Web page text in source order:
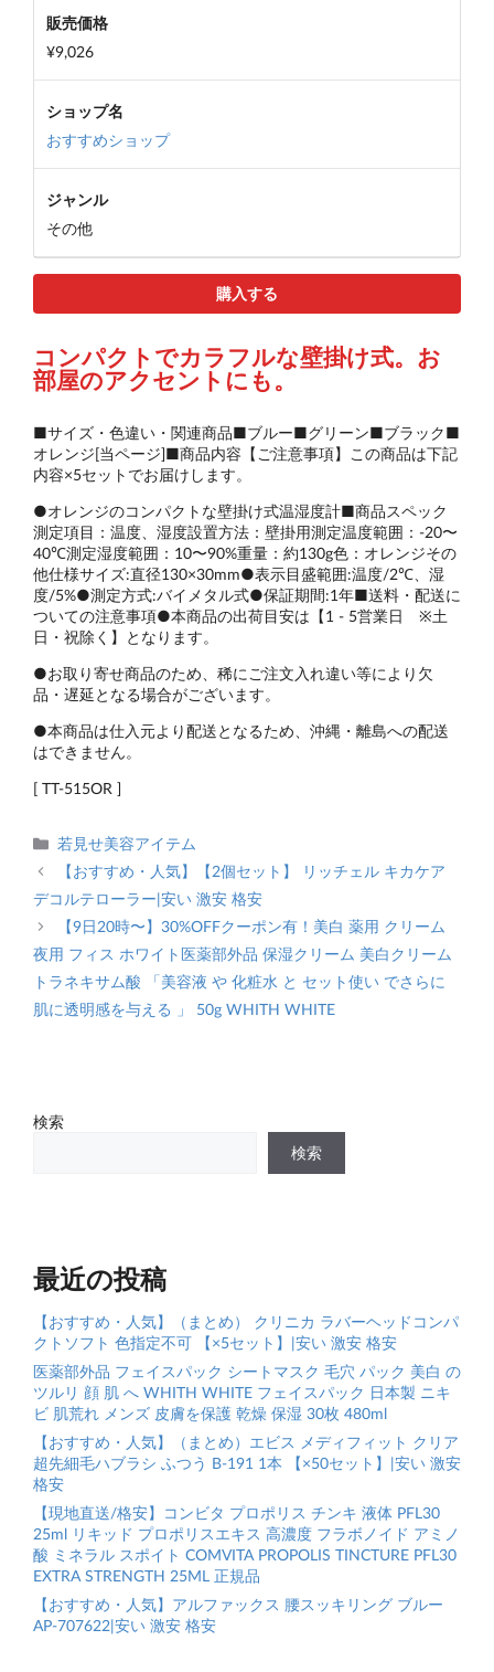
販売価格
¥9,026
ショップ名
おすすめショップ
ジャンル
その他
購入する
コンパクトでカラフルな壁掛け式。お
部屋のアクセントにも。
■サイズ・色違い・関連商品■ブルー■グリーン■ブラック■
オレンジ[当ページ]■商品内容【ご注意事項】この商品は下記
内容×5セットでお届けします。
●オレンジのコンパクトな壁掛け式温湿度計■商品スペック
測定項目：温度、湿度設置方法：壁掛用測定温度範囲：-20〜
40℃測定湿度範囲：10〜90%重量：約130g色：オレンジその
他仕様サイズ:直径130×30mm●表示目盛範囲:温度/2℃、湿
度/5%●測定方式:バイメタル式●保証期間:1年■送料・配送に
ついての注意事項●本商品の出荷目安は【1 - 5営業日 ※土
日・祝除く】となります。
●お取り寄せ商品のため、稀にご注文入れ違い等により欠
品・遅延となる場合がございます。
●本商品は仕入元より配送となるため、沖縄・離島への配送
はできません。
[ TT-515OR ]
カ
テ
リ
ー
若見せ美容アイテム
【おすすめ・人気】【2個セット】 リッチェル キカケア
デコルテローラー|安い 激安 格安
【9日20時〜】30%OFFクーポン有！美白 薬用 クリーム
夜用 フィス ホワイト医薬部外品 保湿クリーム 美白クリーム
トラネキサム酸 「美容液 や 化粧水 と セット使い でさらに
肌に透明感を与える 」 50g WHITH WHITE
検索
検索
最近の投稿
【おすすめ・人気】（まとめ） クリニカ ラバーヘッドコンパ
クトソフト 色指定不可 【×5セット】|安い 激安 格安
医薬部外品 フェイスパック シートマスク 毛穴 パック 美白 の
ツルリ 顔 肌 へ WHITH WHITE フェイスパック 日本製 ニキ
ビ 肌荒れ メンズ 皮膚を保護 乾燥 保湿 30枚 480ml
【おすすめ・人気】（まとめ）エビス メディフィット クリア
超先細毛ハブラシ ふつう B-191 1本 【×50セット】|安い 激安
格安
【現地直送/格安】コンビタ プロポリス チンキ 液体 PFL30
25ml リキッド プロポリスエキス 高濃度 フラボノイド アミノ
酸 ミネラル スポイト COMVITA PROPOLIS TINCTURE PFL30
EXTRA STRENGTH 25ML 正規品
【おすすめ・人気】アルファックス 腰スッキリング ブルー
AP-707622|安い 激安 格安